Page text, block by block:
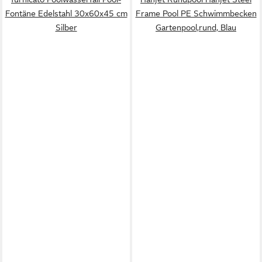
Fontäne Edelstahl 30x60x45 cm
Silber
Frame Pool PE Schwimmbecken
Gartenpool,rund, Blau